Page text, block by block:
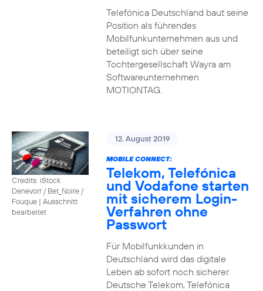
Telefónica Deutschland baut seine
Position als führendes
Mobilfunkunternehmen aus und
beteiligt sich über seine
Tochtergesellschaft Wayra am
Softwareunternehmen
MOTIONTAG.
Credits: iStock
Denevorr / Bet_Noire /
Fouque | Ausschnitt
bearbeitet
12. August 2019
MOBILE CONNECT:
Telekom, Telefónica
und Vodafone starten
mit sicherem Login-
Verfahren ohne
Passwort
Für Mobilfunkkunden in
Deutschland wird das digitale
Leben ab sofort noch sicherer.
Deutsche Telekom, Telefónica